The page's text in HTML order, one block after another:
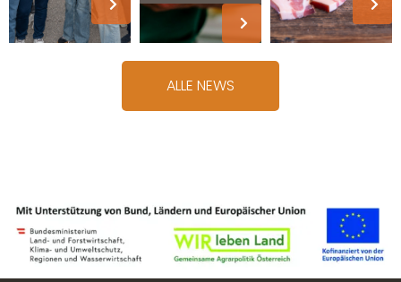
ALLE NEWS